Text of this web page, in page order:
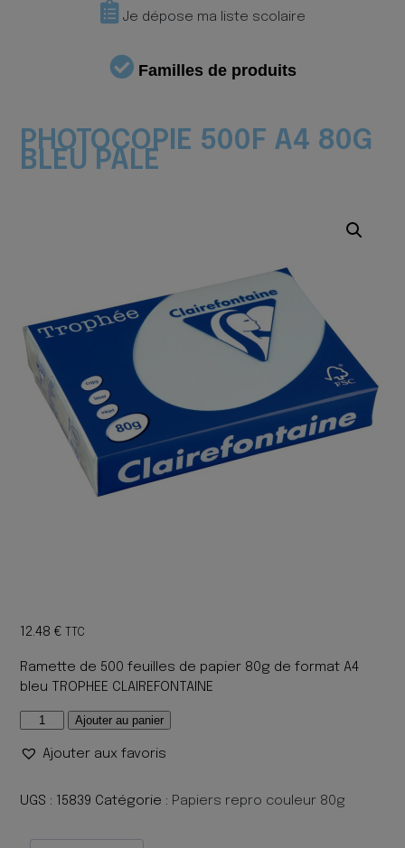
Je dépose ma liste scolaire
Familles de produits
PHOTOCOPIE 500F A4 80G
BLEU PALE
12.48€ TTC
Ramette de 500 feuilles de papier 80g de format A4
bleu TROPHEE CLAIREFONTAINE
quantité
PHOTOCOPIE
A4
BLEU
Ajouter au panier
Ajouter aux favoris
UGS : 15839 Catégorie : Papiers repro couleur 80g